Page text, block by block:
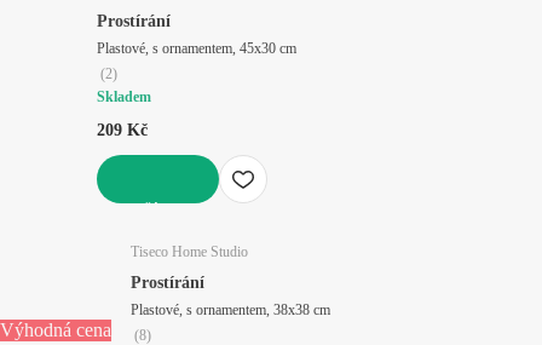
Prostírání
Plastové, s ornamentem, 45x30 cm
(2)
Skladem
209 Kč
Výhodná cena
Tiseco Home Studio
Prostírání
Plastové, s ornamentem, 38x38 cm
(8)